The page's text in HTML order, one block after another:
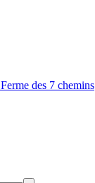
Ferme des 7 chemins